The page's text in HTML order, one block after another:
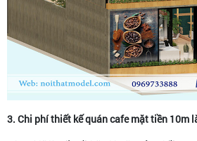
3. Chi phí thiết kế quán cafe mặt tiền 10m